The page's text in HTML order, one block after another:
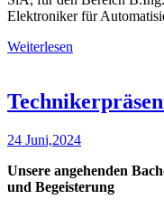
Elektroniker für
Weiterlesen
24 Juni,2024
Unsere angehenden
und Begeisterung